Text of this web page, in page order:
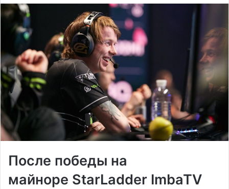
После победы на
майноре StarLadder ImbaTV